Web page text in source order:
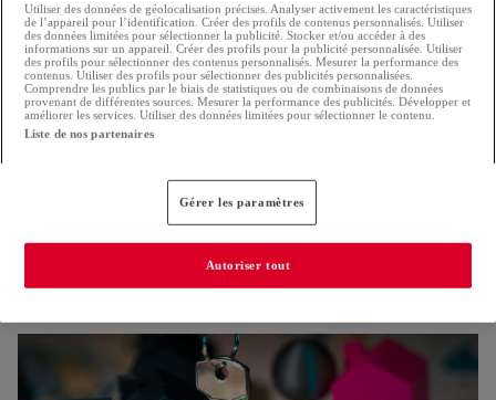
Utiliser des données de géolocalisation précises. Analyser activement les caractéristiques
de l’appareil pour l’identification. Créer des profils de contenus personnalisés. Utiliser
des données limitées pour sélectionner la publicité. Stocker et/ou accéder à des
informations sur un appareil. Créer des profils pour la publicité personnalisée. Utiliser
des profils pour sélectionner des contenus personnalisés. Mesurer la performance des
contenus. Utiliser des profils pour sélectionner des publicités personnalisées.
Comprendre les publics par le biais de statistiques ou de combinaisons de données
provenant de différentes sources. Mesurer la performance des publicités. Développer et
améliorer les services. Utiliser des données limitées pour sélectionner le contenu.
Liste de nos partenaires
Gérer les paramètres
Autoriser tout